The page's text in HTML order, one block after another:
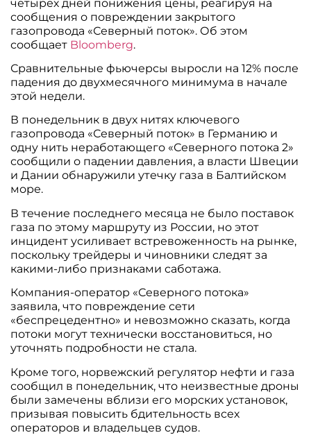
четырех дней понижения цены, реагируя на
сообщения о повреждении закрытого
газопровода «Северный поток». Об этом
сообщает Bloomberg.
Сравнительные фьючерсы выросли на 12% после
падения до двухмесячного минимума в начале
этой недели.
В понедельник в двух нитях ключевого
газопровода «Северный поток» в Германию и
одну нить неработающего «Северного потока 2»
сообщили о падении давления, а власти Швеции
и Дании обнаружили утечку газа в Балтийском
море.
В течение последнего месяца не было поставок
газа по этому маршруту из России, но этот
инцидент усиливает встревоженность на рынке,
поскольку трейдеры и чиновники следят за
какими-либо признаками саботажа.
Компания-оператор «Северного потока»
заявила, что повреждение сети
«беспрецедентно» и невозможно сказать, когда
потоки могут технически восстановиться, но
уточнять подробности не стала.
Кроме того, норвежский регулятор нефти и газа
сообщил в понедельник, что неизвестные дроны
были замечены вблизи его морских установок,
призывая повысить бдительность всех
операторов и владельцев судов.